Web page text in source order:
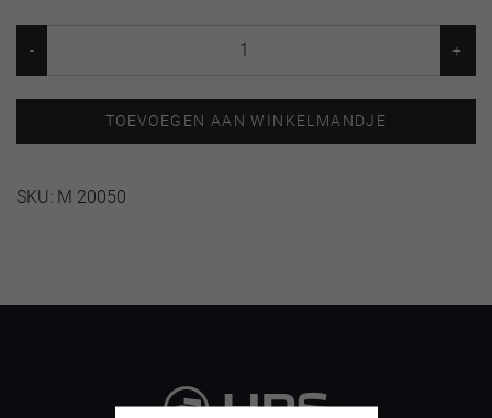
TOEVOEGEN AAN WINKELMANDJE
SKU: M 20050